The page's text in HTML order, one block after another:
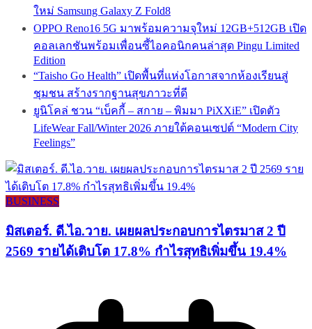
ใหม่ Samsung Galaxy Z Fold8
OPPO Reno16 5G มาพร้อมความจุใหม่ 12GB+512GB เปิด
คอลเลกชันพร้อมเพื่อนซี้ไอคอนิกคนล่าสุด Pingu Limited
Edition
“Taisho Go Health” เปิดพื้นที่แห่งโอกาสจากห้องเรียนสู่
ชุมชน สร้างรากฐานสุขภาวะที่ดี
ยูนิโคล่ ชวน “เบ็คกี้ – สกาย – พิมมา PiXXiE” เปิดตัว
LifeWear Fall/Winter 2026 ภายใต้คอนเซปต์ “Modern City
Feelings”
BUSINESS
มิสเตอร์. ดี.ไอ.วาย. เผยผลประกอบการไตรมาส 2 ปี
2569 รายได้เติบโต 17.8% กำไรสุทธิเพิ่มขึ้น 19.4%